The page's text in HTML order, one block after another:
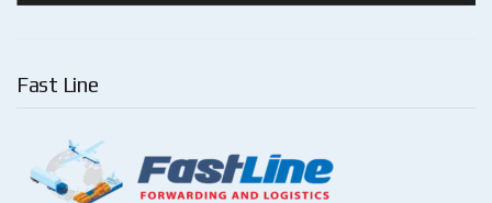
Fast Line